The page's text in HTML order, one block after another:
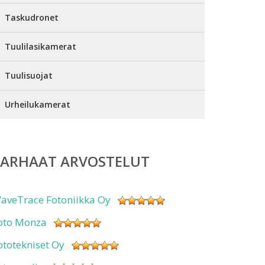
Taskudronet
Tuulilasikamerat
Tuulisuojat
Urheilukamerat
ARVOSTELUT
Fotoniikka Oy
Monza
Oy